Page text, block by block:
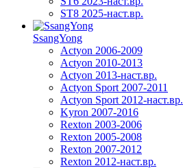
ST8 2025-наст.вр.
SsangYong
Actyon 2006-2009
Actyon 2010-2013
Actyon 2013-наст.вр.
Actyon Sport 2007-2011
Actyon Sport 2012-наст.вр.
Kyron 2007-2016
Rexton 2003-2006
Rexton 2005-2008
Rexton 2007-2012
Rexton 2012-наст.вр.